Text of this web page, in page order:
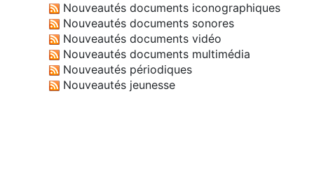
Nouveautés documents iconographiques
Nouveautés documents sonores
Nouveautés documents vidéo
Nouveautés documents multimédia
Nouveautés périodiques
Nouveautés jeunesse